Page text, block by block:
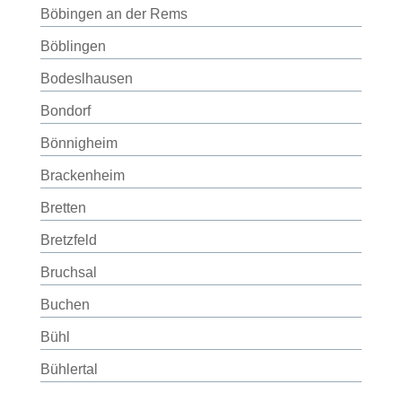
Böbingen an der Rems
Böblingen
Bodeslhausen
Bondorf
Bönnigheim
Brackenheim
Bretten
Bretzfeld
Bruchsal
Buchen
Bühl
Bühlertal